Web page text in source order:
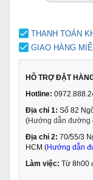
THANH TOÁN
GIAO HÀNG
HỖ TRỢ ĐẶT
Hotline:
Địa chỉ 1: Số 82
(Hướng dẫn đường
Địa chỉ 2: 70/55/3
HCM (Hướng dẫn
Làm việc: Từ 8h00